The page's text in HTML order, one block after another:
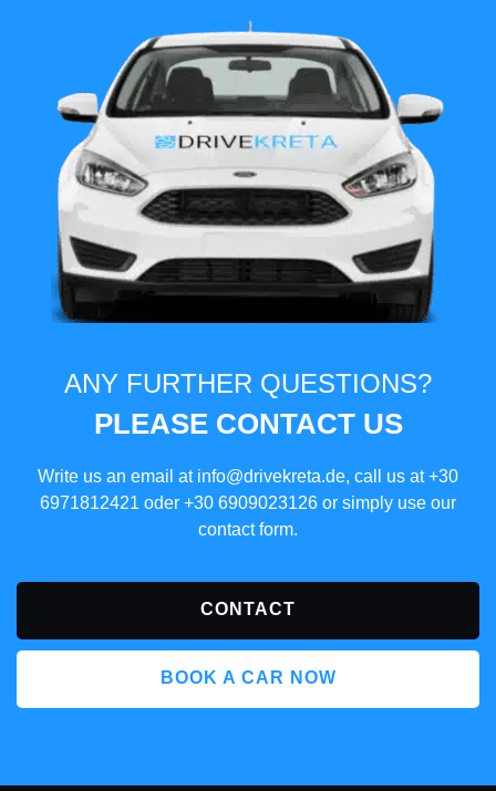
ANY FURTHER QUESTIONS?
PLEASE CONTACT US
Write us an email at info@drivekreta.de, call us at+30
6971812421 oder +30 6909023126 or simply use our
contact form.
CONTACT
BOOK A CAR NOW